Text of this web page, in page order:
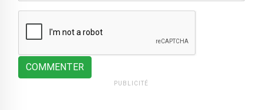
COMMENTER
PUBLICITÉ